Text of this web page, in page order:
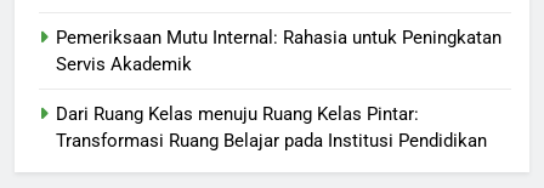
Pemeriksaan Mutu Internal: Rahasia untuk Peningkatan
Servis Akademik
Dari Ruang Kelas menuju Ruang Kelas Pintar:
Transformasi Ruang Belajar pada Institusi Pendidikan